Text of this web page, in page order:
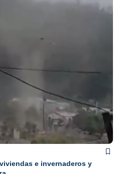
e invernaderos y